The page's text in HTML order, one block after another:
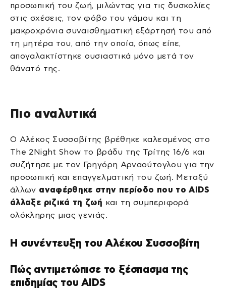
προσωπική του ζωή, μιλώντας για τις δυσκολίες
στις σχέσεις, τον φόβο του γάμου και τη
μακροχρόνια συναισθηματική εξάρτησή του από
τη μητέρα του, από την οποία, όπως είπε,
απογαλακτίστηκε ουσιαστικά μόνο μετά τον
θάνατό της.
Πιο αναλυτικά
Ο Αλέκος Συσσοβίτης βρέθηκε καλεσμένος στο
The 2Night Show το βράδυ της Τρίτης 16/6 και
συζήτησε με τον Γρηγόρη Αρναούτογλου για την
προσωπική και επαγγελματική του ζωή. Μεταξύ
άλλων αναφέρθηκε στην περίοδο που το AIDS
άλλαξε ριζικά τη ζωή και τη συμπεριφορά
ολόκληρης μιας γενιάς.
Η συνέντευξη του Αλέκου Συσσοβίτη
Πώς αντιμετώπισε το ξέσπασμα της
επιδημίας του AIDS